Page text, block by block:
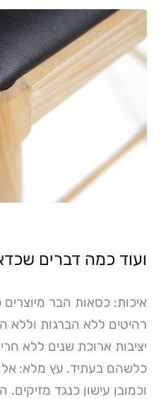
ועוד כמה דברים
איכות: כסאות הבר
רהיטים ללא הברגות
יציבות ארוכת שנים ללא
כלשהם בעתיד. עץ מלא:
וכמובן עישון כנגד